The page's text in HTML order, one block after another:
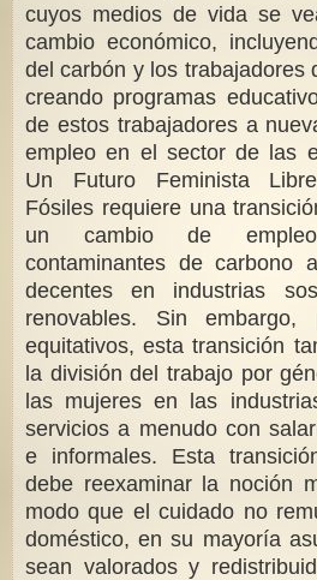
cuyos medios de vida se
cambio económico,
del carbón y los trabajadores
creando programas
de estos trabajadores a
empleo en el sector de las
Un Futuro Feminista
Fósiles requiere una
un cambio de
contaminantes de carbono
decentes en industrias
renovables. Sin
equitativos, esta transición
la división del trabajo por
las mujeres en las
servicios a menudo con
e informales. Esta
debe reexaminar la noción
modo que el cuidado no
doméstico, en su mayoría
sean valorados y